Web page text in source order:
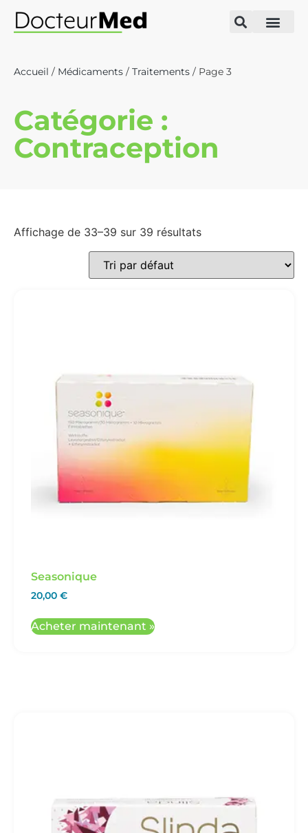
Accueil / Médicaments / Traitements / Page 3
Catégorie :
Contraception
Affichage de 33–39 sur 39 résultats
Seasonique
20,00 €
Acheter maintenant »